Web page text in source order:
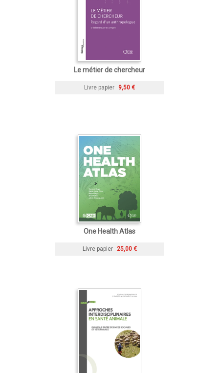
Le métier de chercheur
Livre papier 9,50 €
One Health Atlas
Livre papier 25,00 €